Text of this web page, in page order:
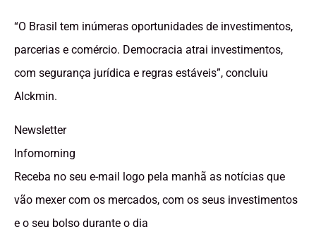
“O Brasil tem inúmeras oportunidades de investimentos,
parcerias e comércio. Democracia atrai investimentos,
com segurança jurídica e regras estáveis”, concluiu
Alckmin.
Newsletter
Infomorning
Receba no seu e-mail logo pela manhã as notícias que
vão mexer com os mercados, com os seus investimentos
e o seu bolso durante o dia